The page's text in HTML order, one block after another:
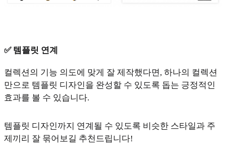
✅ 템플릿 연계
컬렉션의 기능 의도에 맞게 잘 제작했다면, 하나의 컬렉션
만으로 템플릿 디자인을 완성할 수 있도록 돕는 긍정적인
효과를 볼 수 있습니다.
템플릿 디자인까지 연계될 수 있도록 비슷한 스타일과 주
제끼리 잘 묶어보길 추천드립니다!